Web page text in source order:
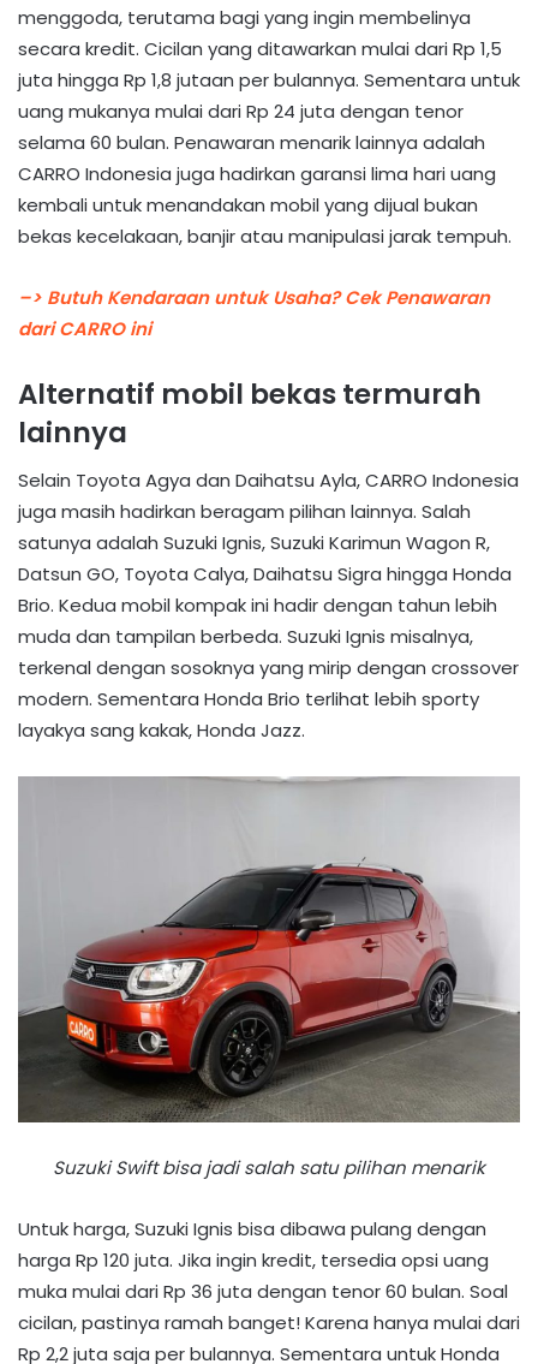
menggoda, terutama bagi yang ingin membelinya
secara kredit. Cicilan yang ditawarkan mulai dari Rp 1,5
juta hingga Rp 1,8 jutaan per bulannya. Sementara untuk
uang mukanya mulai dari Rp 24 juta dengan tenor
selama 60 bulan. Penawaran menarik lainnya adalah
CARRO Indonesia juga hadirkan garansi lima hari uang
kembali untuk menandakan mobil yang dijual bukan
bekas kecelakaan, banjir atau manipulasi jarak tempuh.
–> Butuh Kendaraan untuk Usaha? Cek Penawaran
dari CARRO ini
Alternatif mobil bekas termurah
lainnya
Selain Toyota Agya dan Daihatsu Ayla, CARRO Indonesia
juga masih hadirkan beragam pilihan lainnya. Salah
satunya adalah Suzuki Ignis, Suzuki Karimun Wagon R,
Datsun GO, Toyota Calya, Daihatsu Sigra hingga Honda
Brio. Kedua mobil kompak ini hadir dengan tahun lebih
muda dan tampilan berbeda. Suzuki Ignis misalnya,
terkenal dengan sosoknya yang mirip dengan crossover
modern. Sementara Honda Brio terlihat lebih sporty
layakya sang kakak, Honda Jazz.
Suzuki Swift bisa jadi salah satu pilihan menarik
Untuk harga, Suzuki Ignis bisa dibawa pulang dengan
harga Rp 120 juta. Jika ingin kredit, tersedia opsi uang
muka mulai dari Rp 36 juta dengan tenor 60 bulan. Soal
cicilan, pastinya ramah banget! Karena hanya mulai dari
Rp 2,2 juta saja per bulannya. Sementara untuk Honda